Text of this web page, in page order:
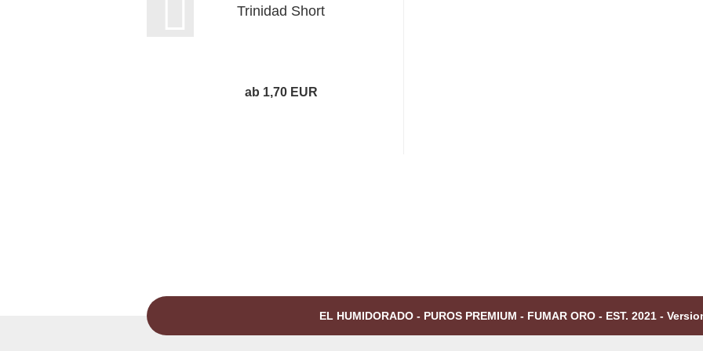
Trinidad Short
ab 1,70 EUR
EL HUMIDORADO - PUROS PREMIUM - FUMAR ORO - EST. 2021 -